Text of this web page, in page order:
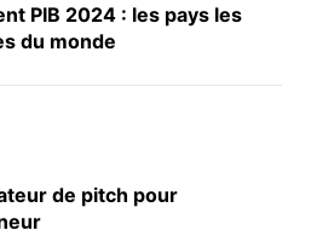
PIB 2024 : les pays les
du monde
de pitch pour